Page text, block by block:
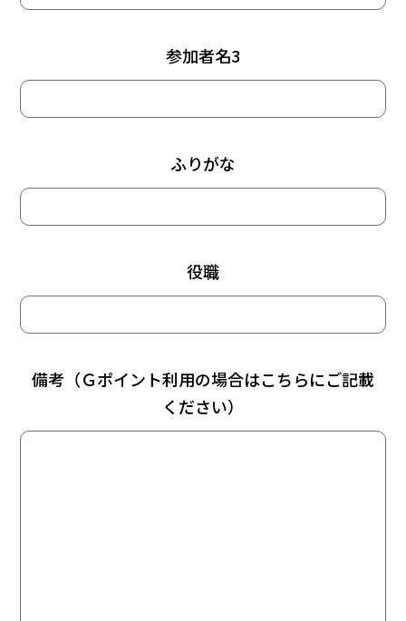
参加者名3
ふりがな
役職
備考（Ｇポイント利用の場合はこちらにご記載
ください）